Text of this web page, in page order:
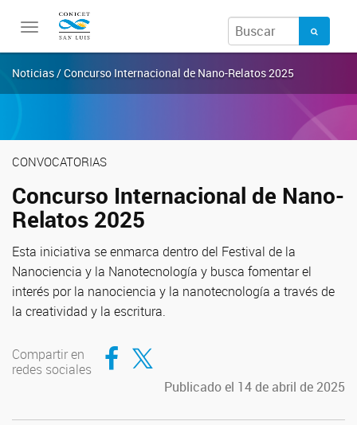
Toggle
Noticias / Concurso Internacional de Nano-Relatos 2025
CONVOCATORIAS
Concurso Internacional de Nano-
Relatos 2025
Esta iniciativa se enmarca dentro del Festival de la
Nanociencia y la Nanotecnología y busca fomentar el
interés por la nanociencia y la nanotecnología a través de
la creatividad y la escritura.
Compartir en
redes sociales
Compartir en Facebook
Compartir en Twitter
Publicado el 14 de abril de 2025